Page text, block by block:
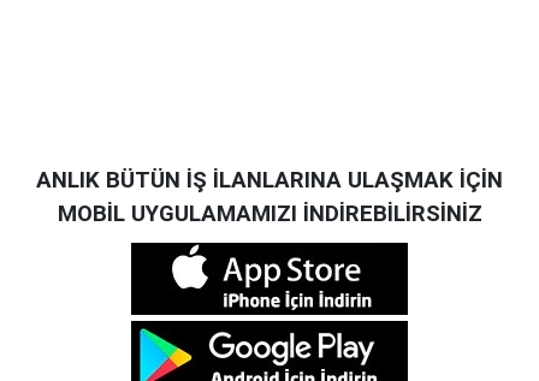
ANLIK BÜTÜN İŞ İLANLARINA ULAŞMAK İÇİN
MOBİL UYGULAMAMIZI İNDİREBİLİRSİNİZ